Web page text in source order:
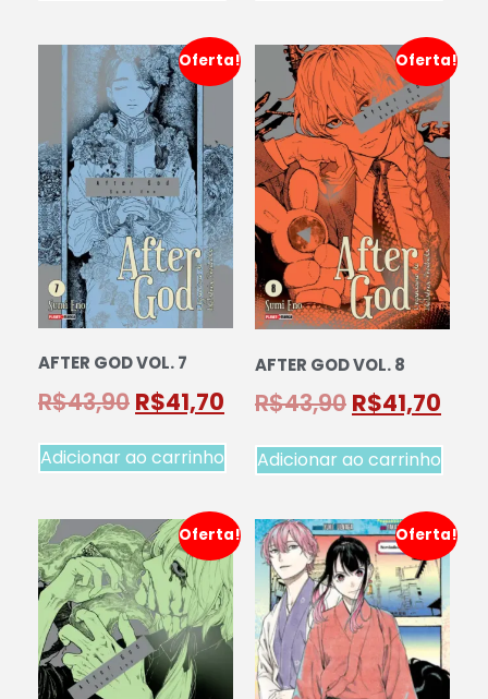
Oferta!
AFTER GOD VOL. 7
R$43,90 R$41,70
Adicionar ao carrinho
Oferta!
AFTER GOD VOL. 8
R$43,90 R$41,70
Adicionar ao carrinho
Oferta! Oferta!